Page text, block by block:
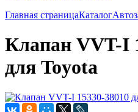
Главная страницаКаталог
Клапан VVT-I
для Toyota